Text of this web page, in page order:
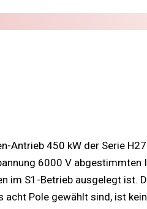
Antrieb 450 kW der Serie
6000 V
im S1-Betrieb ausgelegt
Pole gewählt sind, ist